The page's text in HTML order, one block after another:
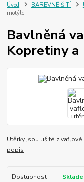
Úvod BAREVNÉ ŠITÍ
motýlci
Bavlněná
Kopretiny
Utěrky jsou ušité z
popis
Dostupnost